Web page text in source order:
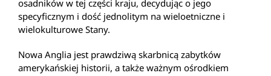
osadników w tej części kraju, decydując o jego
specyficznym i dość jednolitym na wieloetniczne i
wielokulturowe Stany.
Nowa Anglia jest prawdziwą skarbnicą zabytków
amerykańskiej historii, a także ważnym ośrodkiem